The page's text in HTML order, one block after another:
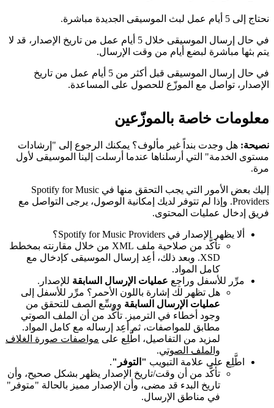
نحتاج إلى 5 أيام عمل لبث الموسيقى الجديدة مباشرة.
في حال إرسال الموسيقى خلال 5 أيام عمل من تاريخ الإصدار، قد لا
يتم بثها مباشرة لبضع أيام من وقت الإرسال.
في حال إرسال الموسيقى قبل أكثر من 5 أيام عمل من تاريخ
الإصدار، تواصل مع الموزّع للحصول على المساعدة.
معلومات خاصة بالموزّعين
نصيحة: هل وجدت بنداً غير مألوف؟ يمكنك الرجوع إلى "إرشادات
مستوى الخدمة" التي أرسلناها عندما أرسلت إلينا الموسيقى لأول
مرة.
إليك بعض الأمور التي يجب التحقق منها في Spotify for Music
Providers. وإذا لم تتوفر لديك إمكانية الوصول، يرجى التواصل مع
فريق إدخال عمليات المحتوى.
ألا يظهر الإصدار في Spotify for Music Providers؟
تأكَّد من صلاحية ملف XML من خلال مقارنته بمخطط
XSD. وبعد ذلك، أعِد إرسال الموسيقى كإدخال مع
كامل المواد.
مرِّر للأسفل وراجِع عمليات الإرسال السابقة للإصدار.
هل تظهر لك إشارة باللون الأحمر؟ مرِّر للأسفل إلى
عمليات الإرسال السابقة ووسِّع الصف للتحقق من
وجود أخطاء في الترميز. تأكَّد من أن الملف الصوتي
مطابق للمواصفات، ثم أعِد إرساله مع كامل المواد.
لمزيد من التفاصيل، اطَّلِع على مواصفات صورة الغلاف
والملف الصوتي.
اطَّلِع على علامة التبويب "التوفر".
تأكَّد من أن وقت/تاريخ الإصدار يظهر بشكل صحيح، وأن
تاريخ البدء قد مضى، وأن الإصدار مميز بالحالة "متوفر"
في مناطق الإرسال.